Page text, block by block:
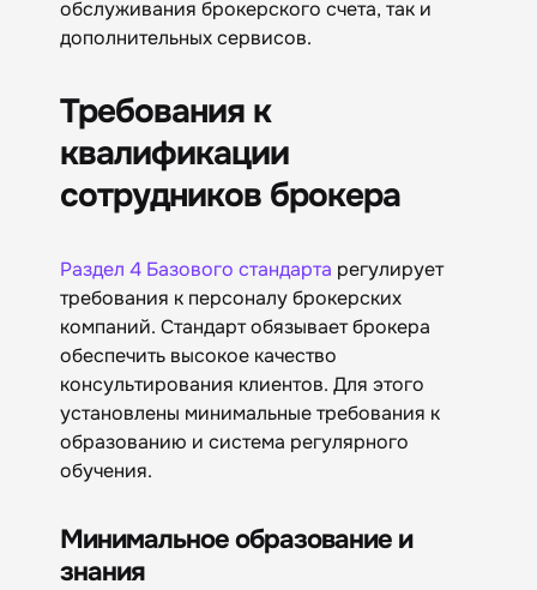
обслуживания брокерского счета, так и
дополнительных сервисов.
Требования к
квалификации
сотрудников брокера
Раздел 4 Базового стандарта регулирует
требования к персоналу брокерских
компаний. Стандарт обязывает брокера
обеспечить высокое качество
консультирования клиентов. Для этого
установлены минимальные требования к
образованию и система регулярного
обучения.
Минимальное образование и
знания